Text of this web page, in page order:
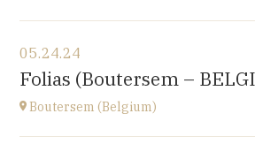
Le Nord (59)
at17H00
05.24.24
Folias (Boutersem –
Boutersem (Belgium)